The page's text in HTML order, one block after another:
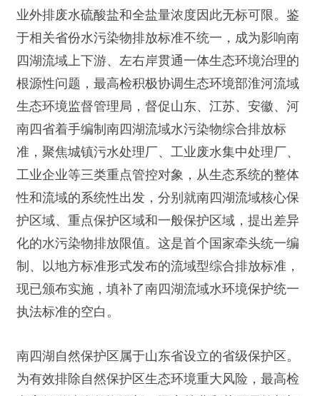
业外排废水硫酸盐和全盐量浓度因此无标可限。鉴
于相关省份水污染物排放标准不统一，成为影响南
四湖流域上下游、左右岸贯通一体生态环境治理的
根源性问题，最高检积极协调生态环境部淮河流域
生态环境监督管理局，督促山东、江苏、安徽、河
南四省着手编制南四湖流域水污染物综合排放标
准，聚焦城镇污水处理厂、工业废水集中处理厂、
工业企业等三类重点管控对象，从生态系统的整体
性和流域的系统性出发，分别就南四湖流域核心保
护区域、重点保护区域和一般保护区域，提出差异
化的水污染物排放限值。这是首个国家牵头统一编
制、以地方标准形式发布的流域型综合排放标准，
现已颁布实施，填补了南四湖流域水环境保护统一
执法标准的空白。
南四湖自然保护区属于山东省设立的省级保护区。
为有效排除自然保护区生态环境重大风险，最高检